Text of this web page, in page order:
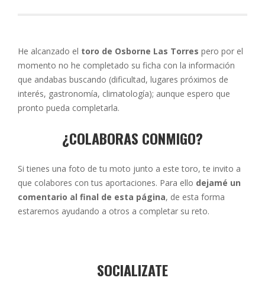
He alcanzado el toro de Osborne Las Torres pero por el
momento no he completado su ficha con la información
que andabas buscando (dificultad, lugares próximos de
interés, gastronomía, climatología); aunque espero que
pronto pueda completarla.
¿COLABORAS CONMIGO?
Si tienes una foto de tu moto junto a este toro, te invito a
que colabores con tus aportaciones. Para ello dejamé un
comentario al final de esta página, de esta forma
estaremos ayudando a otros a completar su reto.
SOCIALIZATE